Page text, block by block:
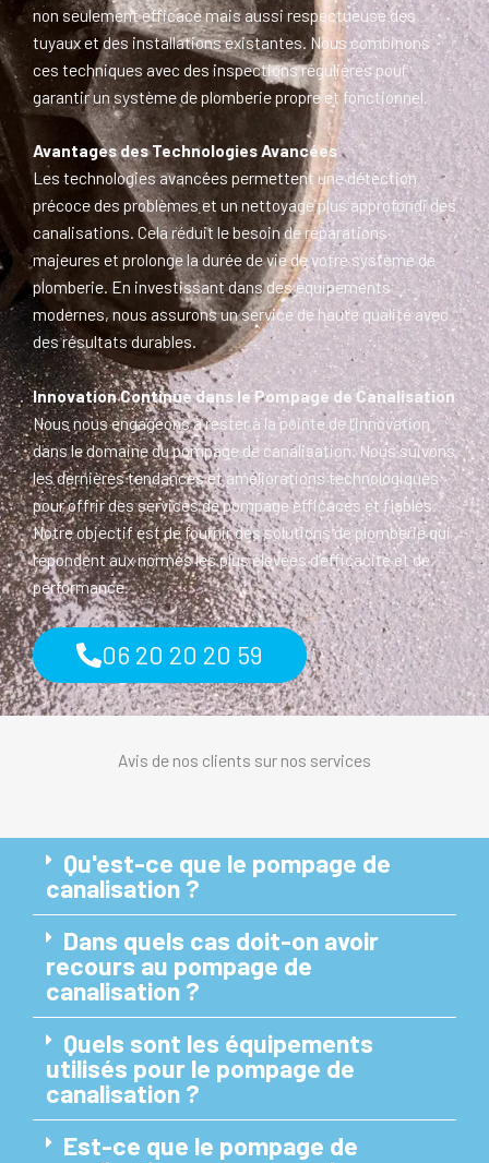
non seulement efficace mais aussi respectueuse des
tuyaux et des installations existantes. Nous combinons
ces techniques avec des inspections régulières pour
garantir un système de plomberie propre et fonctionnel.
Avantages des Technologies Avancées
Les technologies avancées permettent une détection
précoce des problèmes et un nettoyage plus approfondi des
canalisations. Cela réduit le besoin de réparations
majeures et prolonge la durée de vie de votre système de
plomberie. En investissant dans des équipements
modernes, nous assurons un service de haute qualité avec
des résultats durables.
Innovation Continue dans le Pompage de Canalisation
Nous nous engageons à rester à la pointe de l’innovation
dans le domaine du pompage de canalisation. Nous suivons
les dernières tendances et améliorations technologiques
pour offrir des services de pompage efficaces et fiables.
Notre objectif est de fournir des solutions de plomberie qui
répondent aux normes les plus élevées d’efficacité et de
performance.
06 20 20 20 59
Avis de nos clients sur nos services
Qu'est-ce que le pompage de
canalisation ?
Dans quels cas doit-on avoir
recours au pompage de
canalisation ?
Quels sont les équipements
utilisés pour le pompage de
canalisation ?
Est-ce que le pompage de